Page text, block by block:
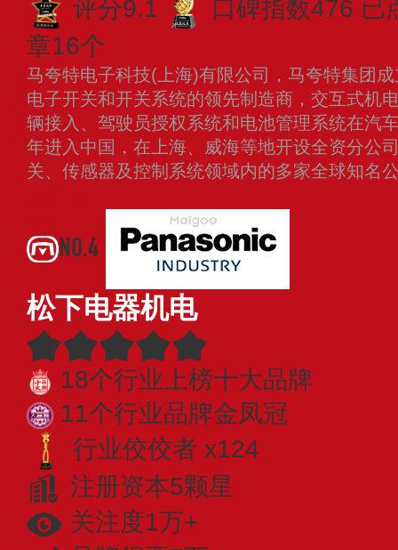
评分9.1
口碑指数476 已
章16个
马夸特电子科技(上海)有限公司，马夸特集团
电子开关和开关系统的领先制造商，交互式机
辆接入、驾驶员授权系统和电池管理系统在汽
年进入中国，在上海、威海等地开设全资分公
关、传感器及控制系统领域内的多家全球知名
NO.4
松下电器机电
18个行业上榜十大品牌
11个行业品牌金凤冠
行业佼佼者 x124
注册资本5颗星
关注度1万+